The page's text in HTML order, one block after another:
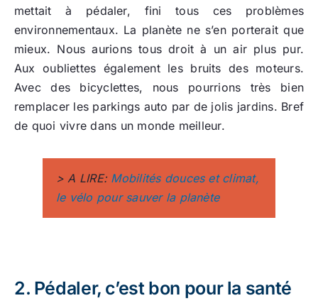
mettait à pédaler, fini tous ces problèmes
environnementaux. La planète ne s’en porterait que
mieux. Nous aurions tous droit à un air plus pur.
Aux oubliettes également les bruits des moteurs.
Avec des bicyclettes, nous pourrions très bien
remplacer les parkings auto par de jolis jardins. Bref
de quoi vivre dans un monde meilleur.
> A LIRE: Mobilités douces et climat,
le vélo pour sauver la planète
2. Pédaler, c’est bon pour la santé